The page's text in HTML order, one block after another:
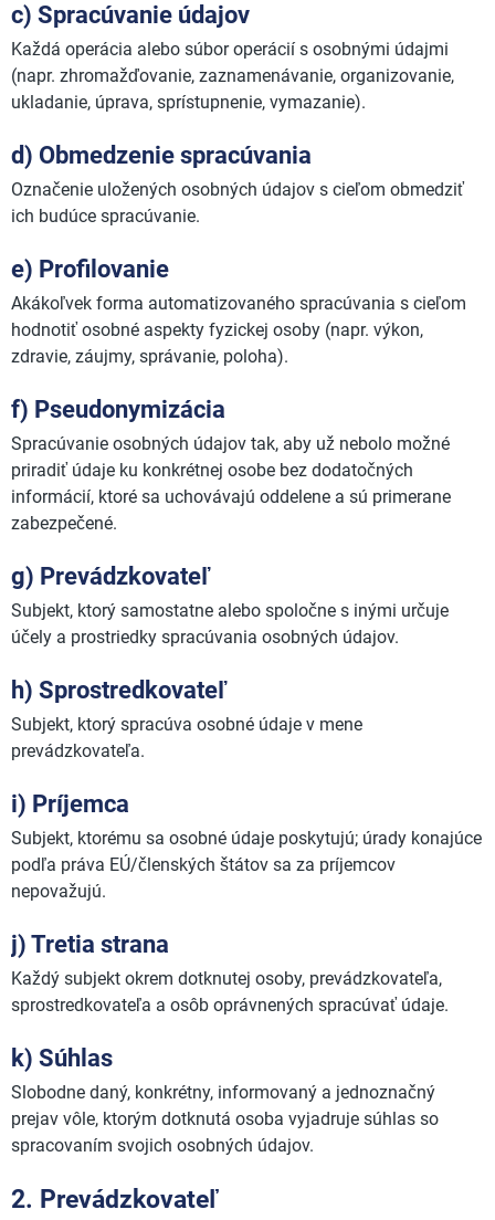
c) Spracúvanie údajov
Každá operácia alebo súbor operácií s osobnými údajmi
(napr. zhromažďovanie, zaznamenávanie, organizovanie,
ukladanie, úprava, sprístupnenie, vymazanie).
d) Obmedzenie spracúvania
Označenie uložených osobných údajov s cieľom obmedziť
ich budúce spracúvanie.
e) Profilovanie
Akákoľvek forma automatizovaného spracúvania s cieľom
hodnotiť osobné aspekty fyzickej osoby (napr. výkon,
zdravie, záujmy, správanie, poloha).
f) Pseudonymizácia
Spracúvanie osobných údajov tak, aby už nebolo možné
priradiť údaje ku konkrétnej osobe bez dodatočných
informácií, ktoré sa uchovávajú oddelene a sú primerane
zabezpečené.
g) Prevádzkovateľ
Subjekt, ktorý samostatne alebo spoločne s inými určuje
účely a prostriedky spracúvania osobných údajov.
h) Sprostredkovateľ
Subjekt, ktorý spracúva osobné údaje v mene
prevádzkovateľa.
i) Príjemca
Subjekt, ktorému sa osobné údaje poskytujú; úrady konajúce
podľa práva EÚ/členských štátov sa za príjemcov
nepovažujú.
j) Tretia strana
Každý subjekt okrem dotknutej osoby, prevádzkovateľa,
sprostredkovateľa a osôb oprávnených spracúvať údaje.
k) Súhlas
Slobodne daný, konkrétny, informovaný a jednoznačný
prejav vôle, ktorým dotknutá osoba vyjadruje súhlas so
spracovaním svojich osobných údajov.
2. Prevádzkovateľ